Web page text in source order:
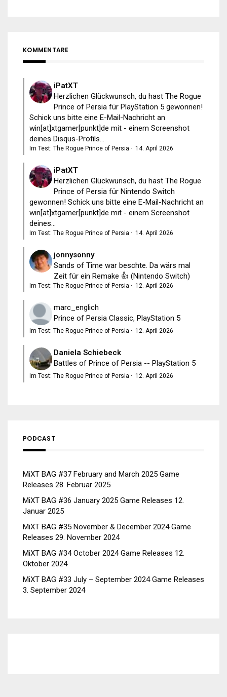
KOMMENTARE
iPatXT
Herzlichen Glückwunsch, du hast The Rogue
Prince of Persia für PlayStation 5 gewonnen!
Schick uns bitte eine E-Mail-Nachricht an
win[at]xtgamer[punkt]de mit - einem Screenshot
deines Disqus-Profils...
Im Test: The Rogue Prince of Persia · 14. April 2026
iPatXT
Herzlichen Glückwunsch, du hast The Rogue
Prince of Persia für Nintendo Switch
gewonnen! Schick uns bitte eine E-Mail-Nachricht an
win[at]xtgamer[punkt]de mit - einem Screenshot
deines...
Im Test: The Rogue Prince of Persia · 14. April 2026
jonnysonny
Sands of Time war beschte. Da wärs mal
Zeit für ein Remake 👍 (Nintendo Switch)
Im Test: The Rogue Prince of Persia · 12. April 2026
marc_englich
Prince of Persia Classic, PlayStation 5
Im Test: The Rogue Prince of Persia · 12. April 2026
Daniela Schiebeck
Battles of Prince of Persia -- PlayStation 5
Im Test: The Rogue Prince of Persia · 12. April 2026
PODCAST
MiXT BAG #37 February and March 2025 Game
Releases 28. Februar 2025
MiXT BAG #36 January 2025 Game Releases 12.
Januar 2025
MiXT BAG #35 November & December 2024 Game
Releases 29. November 2024
MiXT BAG #34 October 2024 Game Releases 12.
Oktober 2024
MiXT BAG #33 July – September 2024 Game Releases
3. September 2024